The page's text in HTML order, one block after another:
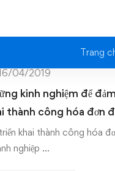
Trang
04/2019
kinh nghiệm để
thành công hóa đơn
khai thành công hóa
nghiệp …